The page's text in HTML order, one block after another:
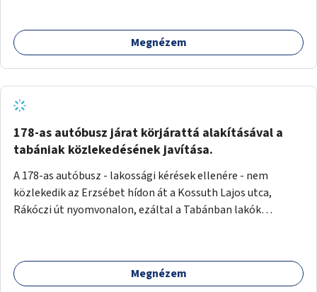
Megnézem
178-as autóbusz járat körjárattá alakításával a
tabániak közlekedésének javítása.
A 178-as autóbusz - lakossági kérések ellenére - nem
közlekedik az Erzsébet hídon át a Kossuth Lajos utca,
Rákóczi út nyomvonalon, ezáltal a Tabánban lakók
járattal feljutni a Naphegyre, ahol iskola és óvoda is van a
körzetben élők számára. Megoldás lenne, ha a 178-as
Megnézem